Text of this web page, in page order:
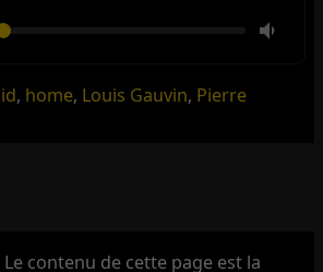
, home, Louis Gauvin, Pierre
Le contenu de cette page est la